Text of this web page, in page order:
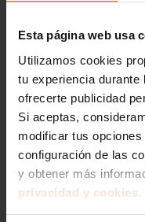
Esta página web usa
Utilizamos cookies
tu experiencia durante
ofrecerte publicidad
Si aceptas,
modificar tus
configuración de las
y obtener más
privacidad y cookies.
Si lo
tu
Nos encargamos de
Reportaje